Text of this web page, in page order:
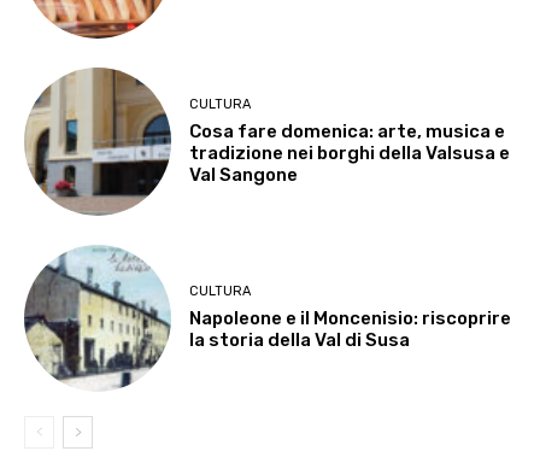
CULTURA
Cosa fare domenica: arte, musica e
tradizione nei borghi della Valsusa e
Val Sangone
CULTURA
Napoleone e il Moncenisio: riscoprire
la storia della Val di Susa